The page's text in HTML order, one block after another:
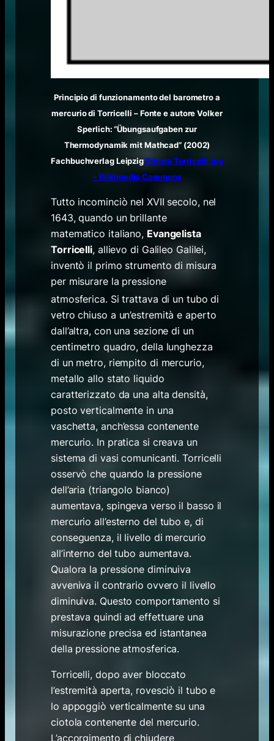
Principio di funzionamento del barometro a
mercurio di Torricelli – Fonte e autore Volker
Sperlich: “Übungsaufgaben zur
Thermodynamik mit Mathcad” (2002)
Fachbuchverlag LeipzigPrinzip Torricelli.jpg
– Wikimedia Commons
Tutto incominciò nel XVII secolo, nel
1643, quando un brillante
matematico italiano, Evangelista
Torricelli,allievo di Galileo Galilei,
inventò il primo strumento di misura
per misurare la pressione
atmosferica. Si trattava di un tubo di
vetro chiuso a un’estremità e aperto
dall’altra, con una sezione di un
centimetro quadro, della lunghezza
di un metro, riempito di mercurio,
metallo allo stato liquido
caratterizzato da una alta densità,
posto verticalmente in una
vaschetta, anch’essa contenente
mercurio. In pratica si creava un
sistema di vasi comunicanti. Torricelli
osservò che quando la pressione
dell’aria (triangolo bianco)
aumentava, spingeva verso il basso il
mercurio all’esterno del tubo e, di
conseguenza, il livello di mercurio
all’interno del tubo aumentava.
Qualora la pressione diminuiva
avveniva il contrario ovvero il livello
diminuiva. Questo comportamento si
prestava quindi ad effettuare una
misurazione precisa ed istantanea
della pressione atmosferica.
Torricelli, dopo aver bloccato
l’estremità aperta, rovesciò il tubo e
lo appoggiò verticalmente su una
ciotola contenente del mercurio.
L’accorgimento di chiudere